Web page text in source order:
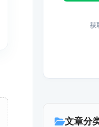
获
文章分